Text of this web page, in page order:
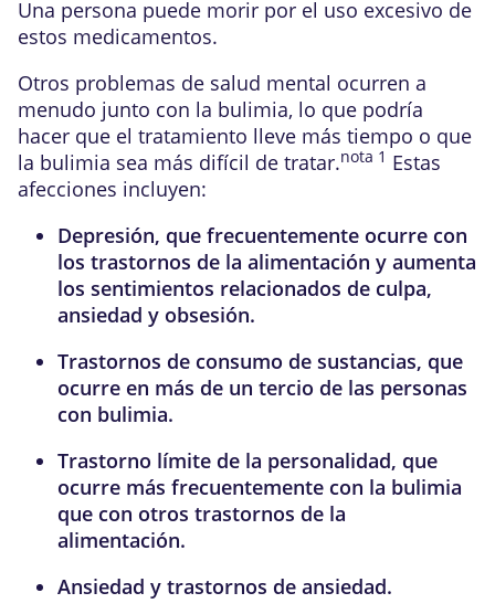
Una persona puede morir por el uso excesivo de
estos medicamentos.
Otros problemas de salud mental ocurren a
menudo junto con la bulimia, lo que podría
hacer que el tratamiento lleve más tiempo o que
la bulimia sea más difícil de tratar.nota 1 Estas
afecciones incluyen:
Depresión, que frecuentemente ocurre con
los trastornos de la alimentación y aumenta
los sentimientos relacionados de culpa,
ansiedad y obsesión.
Trastornos de consumo de sustancias, que
ocurre en más de un tercio de las personas
con bulimia.
Trastorno límite de la personalidad, que
ocurre más frecuentemente con la bulimia
que con otros trastornos de la
alimentación.
Ansiedad y trastornos de ansiedad.